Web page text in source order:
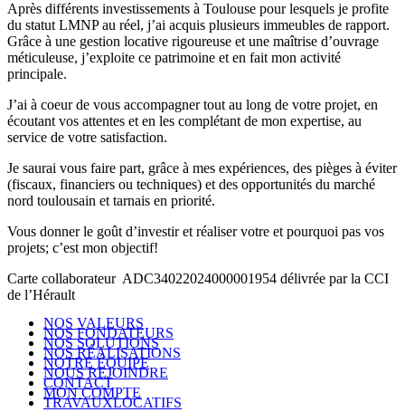
Après différents investissements à Toulouse pour lesquels je profite
du statut LMNP au réel, j’ai acquis plusieurs immeubles de rapport.
Grâce à une gestion locative rigoureuse et une maîtrise d’ouvrage
méticuleuse, j’exploite ce patrimoine et en fait mon activité
principale.
J’ai à coeur de vous accompagner tout au long de votre projet, en
écoutant vos attentes et en les complétant de mon expertise, au
service de votre satisfaction.
Je saurai vous faire part, grâce à mes expériences, des pièges à éviter
(fiscaux, financiers ou techniques) et des opportunités du marché
nord toulousain et tarnais en priorité.
Vous donner le goût d’investir et réaliser votre et pourquoi pas vos
projets; c’est mon objectif!
Carte collaborateur ADC34022024000001954 délivrée par la CCI
de l’Hérault
NOS VALEURS
NOS FONDATEURS
NOS SOLUTIONS
NOS RÉALISATIONS
NOTRE ÉQUIPE
NOUS REJOINDRE
CONTACT
MON COMPTE
TRAVAUXLOCATIFS